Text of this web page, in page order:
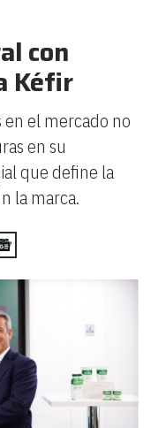
con
Kéfir
el mercado no
en su
que define la
la marca.